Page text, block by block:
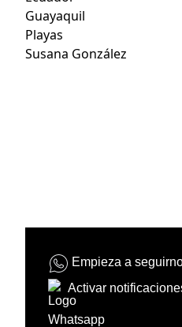
Guayaquil
Playas
Susana González
Empieza a
Activar